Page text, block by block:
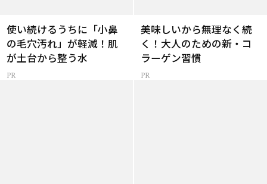
使い続けるうちに「小鼻
の毛穴汚れ」が軽減！肌
が土台から整う水
美味しいから無理なく続
く！大人のための新・コ
ラーゲン習慣